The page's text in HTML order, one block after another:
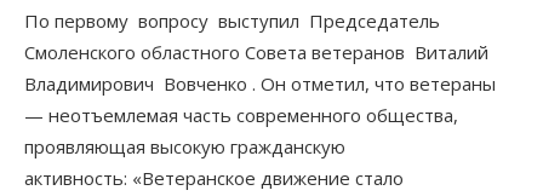
По первому вопросу выступил Председатель
Смоленского областного Совета ветеранов Виталий
Владимирович Вовченко . Он отметил, что ветераны
— неотъемлемая часть современного общества,
проявляющая высокую гражданскую
активность: «Ветеранское движение стало